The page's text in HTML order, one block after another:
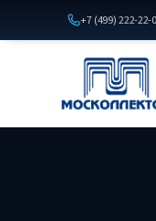
+7 (499) 222-22-